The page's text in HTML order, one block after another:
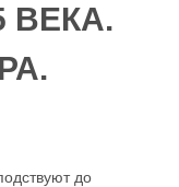
ВЕКА.
до